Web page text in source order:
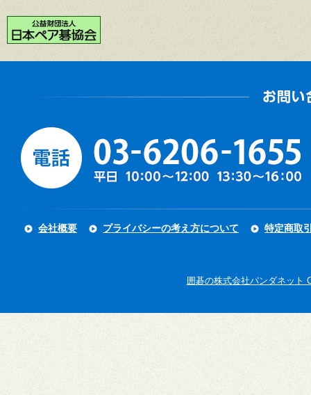
会社概要 プライバシーの考え方について 特定商取
囲碁の株式会社パンダネット